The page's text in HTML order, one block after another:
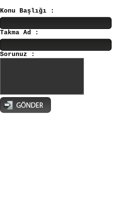
Konu Başlığı :
Takma Ad :
Sorunuz :